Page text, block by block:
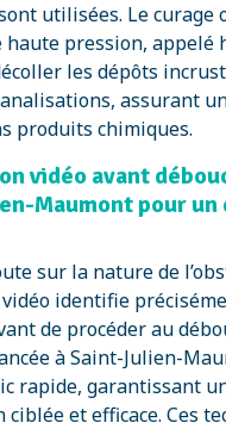
utilisées. Le curage
haute pression, appelé
les dépôts
assurant
produits chimiques.
vidéo avant
Maumont pour un
sur la nature de
vidéo identifie
de procéder au
à Saint-Julien-
rapide, garantissant
et efficace. Ces